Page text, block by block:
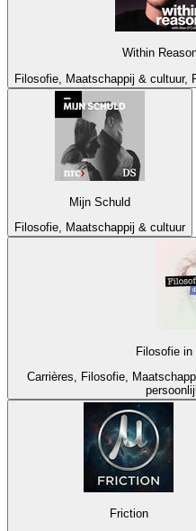
Within
Filosofie, Maatschappij & cultuur,
Mijn Schuld
Filosofie, Maatschappij & cultuur
Filosofie
Carrières, Filosofie,
Friction